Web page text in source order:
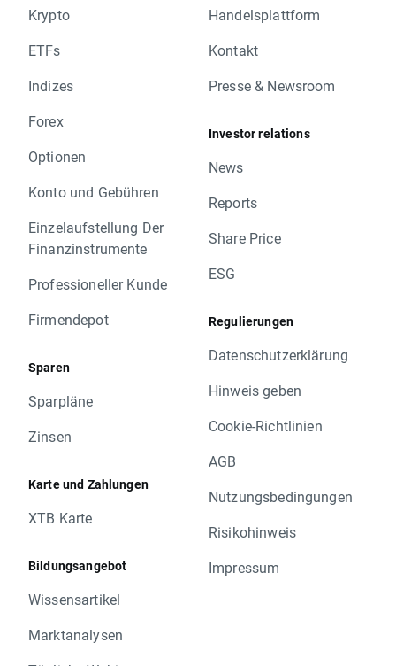
Krypto
ETFs
Indizes
Forex
Optionen
Konto und Gebühren
Einzelaufstellung Der
Finanzinstrumente
Professioneller Kunde
Firmendepot
Sparen
Sparpläne
Zinsen
Karte und Zahlungen
XTB Karte
Bildungsangebot
Wissensartikel
Marktanalysen
Handelsplattform
Kontakt
Presse & Newsroom
Investor relations
News
Reports
Share Price
ESG
Regulierungen
Datenschutzerklärung
Hinweis geben
Cookie-Richtlinien
AGB
Nutzungsbedingungen
Risikohinweis
Impressum